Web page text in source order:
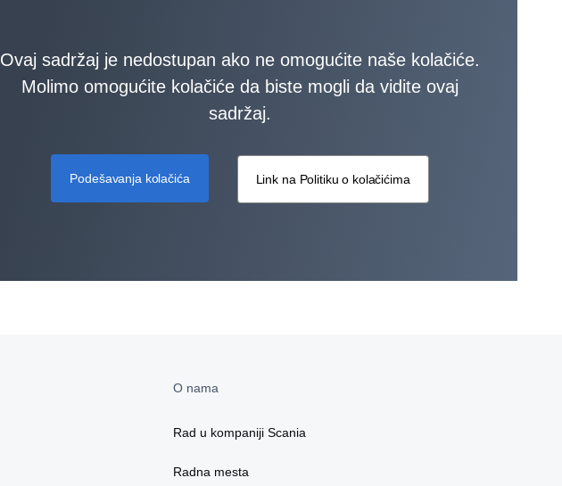
Ovaj sadržaj je nedostupan ako ne omogućite naše kolačiće.
Molimo omogućite kolačiće da biste mogli da vidite ovaj
sadržaj.
Podešavanja kolačića Link na Politiku o kolačićima
O nama
Rad u kompaniji Scania
Radna mesta